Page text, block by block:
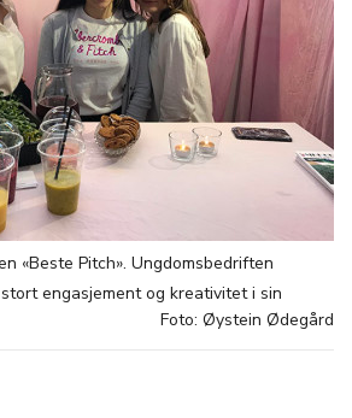
«Beste Pitch». Ungdomsbedriften
engasjement og kreativitet i sin
Foto: Øystein Ødegård